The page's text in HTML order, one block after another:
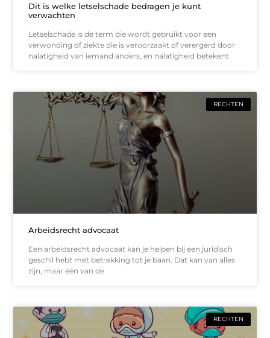
Dit is welke letselschade bedragen je kunt
verwachten
Letselschade is de term die wordt gebruikt voor een
verwonding of ziekte die is veroorzaakt of verergerd door
nalatigheid van iemand anders, en nalatigheid betekent
RECHTEN
Arbeidsrecht advocaat
Een arbeidsrecht advocaat kan je helpen bij een juridisch
geschil hebt met betrekking tot je baan. Dat kan van alles
zijn, maar één van de
RECHTEN